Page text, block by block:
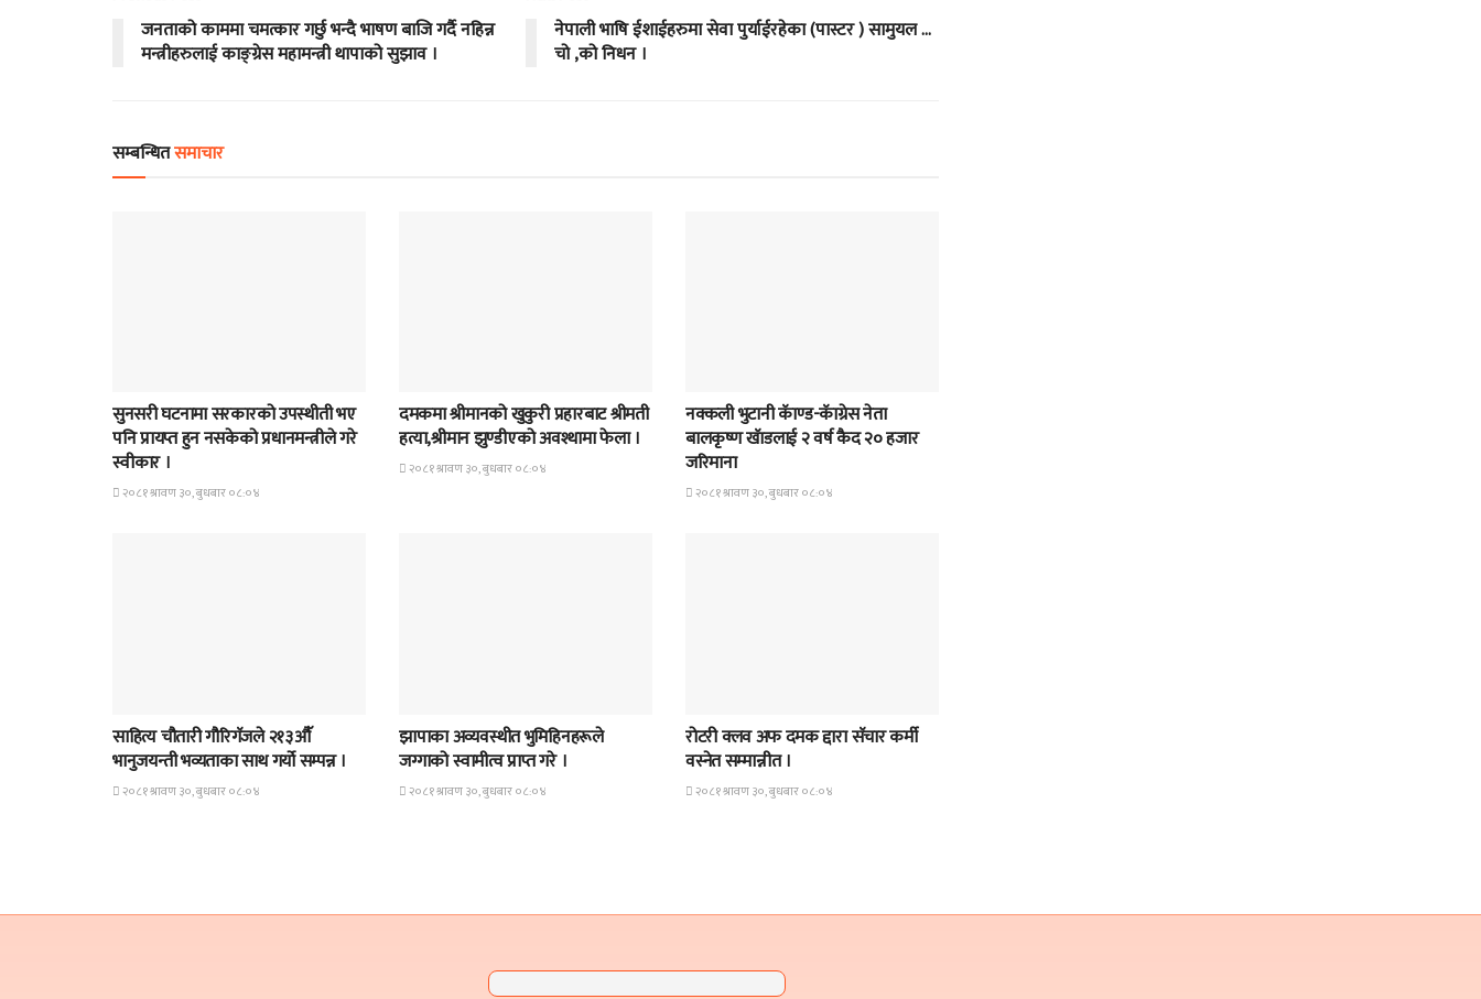
जनताको काममा चमत्कार गर्छु भन्दै भाषण बाजि गर्दै नहिन्न
मन्त्रीहरुलाई काङ्ग्रेस महामन्त्री थापाको सुझाव ।
नेपाली भाषि ईशाईहरुमा सेवा पुर्याईरहेका (पास्टर ) सामुयल …
चो ,को निधन ।
सम्बन्धितसमाचार
सुनसरी घटनामा सरकारको उपस्थीती भए
पनि प्रायप्त हुन नसकेको प्रधानमन्त्रीले गरे
स्वीकार ।
२०८१ श्रावण ३०, बुधबार ०८:०४
दमकमा श्रीमानको खुकुरी प्रहारबाट श्रीमती
हत्या,श्रीमान झुण्डीएको अवश्थामा फेला ।
२०८१ श्रावण ३०, बुधबार ०८:०४
नक्कली भुटानी कॅाण्ड-कॅाग्रेस नेता
बालकृष्ण खॅाडलाई २ वर्ष कैद २० हजार
जरिमाना
२०८१ श्रावण ३०, बुधबार ०८:०४
साहित्य चौतारी गौरिगॅजले २१३औॅ
भानुजयन्ती भव्यताका साथ गर्यो सम्पन्न ।
२०८१ श्रावण ३०, बुधबार ०८:०४
झापाका अव्यवस्थीत भुमिहिनहरूले
जग्गाको स्वामीत्व प्राप्त गरे ।
२०८१ श्रावण ३०, बुधबार ०८:०४
रोटरी क्लव अफ दमक द्दारा सॅचार कर्मी
वस्नेत सम्मान्नीत ।
२०८१ श्रावण ३०, बुधबार ०८:०४